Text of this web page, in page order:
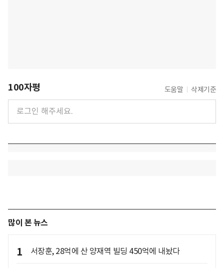
100자평 도움말 삭제기준
많이 본 뉴스
1 서장훈, 28억에 산 양재역 빌딩 450억에 내놨다